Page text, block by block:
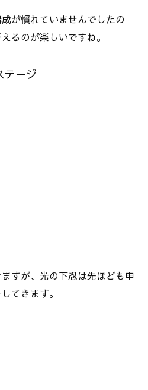
が慣れていませんでしたの
るのが楽しいですね。
テージ
すが、光の下忍は先ほども申
てきます。